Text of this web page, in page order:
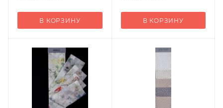
В КОРЗИНУ В КОРЗИНУ